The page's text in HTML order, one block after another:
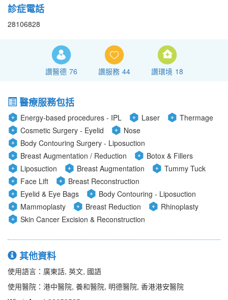
診症電話
28106828
讚醫德 76 讚服務 44 讚環境 18
醫療服務包括
Energy-based procedures - IPL Laser
Thermage
Cosmetic Surgery - Eyelid
Nose
Body Contouring Surgery - Liposuction
Breast Augmentation / Reduction
Botox & Fillers
Liposuction
Breast Augmentation
Tummy Tuck
Face Lift
Breast Reconstruction
Eyelid & Eye Bags
Body Contouring - Liposuction
Mammoplasty
Breast Reduction
Rhinoplasty
Skin Cancer Excision & Reconstruction
其他資料
使用語言：廣東話, 英文, 國語
使用醫院：港中醫院, 養和醫院, 明德醫院, 香港港安醫院